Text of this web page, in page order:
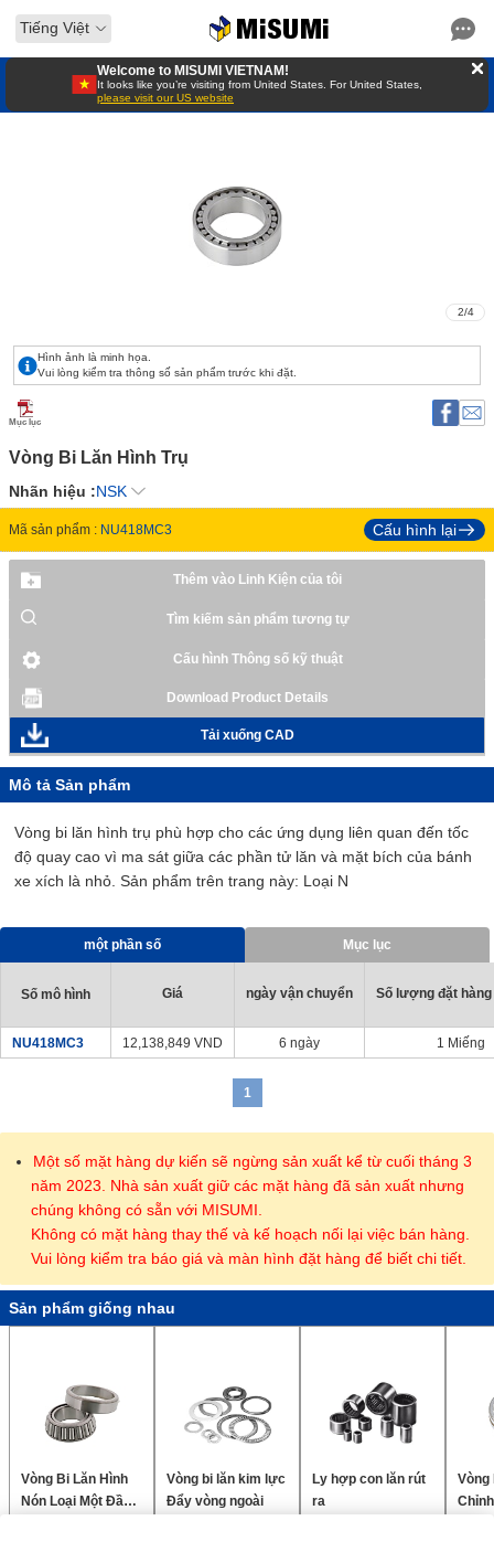
Tiếng Việt
Welcome to MISUMI VIETNAM!
It looks like you’re visiting from United States. For United States,
please visit our US website
2/4
Hình ảnh là minh họa.
Vui lòng kiểm tra thông số sản phẩm trước khi đặt.
Mục lục
Vòng Bi Lăn Hình Trụ
Nhãn hiệu :NSK
Mã sản phẩm : NU418MC3 Cấu hình lại
Thêm vào Linh Kiện của tôi
Tìm kiếm sản phẩm tương tự
Cấu hình Thông số kỹ thuật
Download Product Details
Tải xuống CAD
Mô tả Sản phẩm
Vòng bi lăn hình trụ phù hợp cho các ứng dụng liên quan đến tốc
độ quay cao vì ma sát giữa các phần tử lăn và mặt bích của bánh
xe xích là nhỏ. Sản phẩm trên trang này: Loại N
một phần số Mục lục
Số mô hình Giá ngày vận chuyển Số lượng đặt
NU418MC3 12,138,849 VND 6 ngày 1 Miếng
1
Một số mặt hàng dự kiến sẽ ngừng sản xuất kể từ cuối tháng 3
năm 2023. Nhà sản xuất giữ các mặt hàng đã sản xuất nhưng
chúng không có sẵn với MISUMI.
Không có mặt hàng thay thế và kế hoạch nối lại việc bán hàng.
Vui lòng kiểm tra báo giá và màn hình đặt hàng để biết chi tiết.
Sản phẩm giống nhau
Vòng Bi Lăn Hình
Nón Loại Một Đầu
Vòng bi lăn kim lực
Đẩy vòng ngoài
Ly hợp con lăn rút
ra
Vòng
Chỉnh